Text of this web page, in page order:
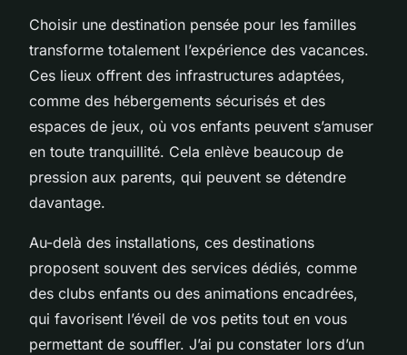
Choisir une destination pensée pour les familles
transforme totalement l’expérience des vacances.
Ces lieux offrent des infrastructures adaptées,
comme des hébergements sécurisés et des
espaces de jeux, où vos enfants peuvent s’amuser
en toute tranquillité. Cela enlève beaucoup de
pression aux parents, qui peuvent se détendre
davantage.
Au-delà des installations, ces destinations
proposent souvent des services dédiés, comme
des clubs enfants ou des animations encadrées,
qui favorisent l’éveil de vos petits tout en vous
permettant de souffler. J’ai pu constater lors d’un